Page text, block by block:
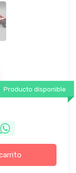
Producto disponible